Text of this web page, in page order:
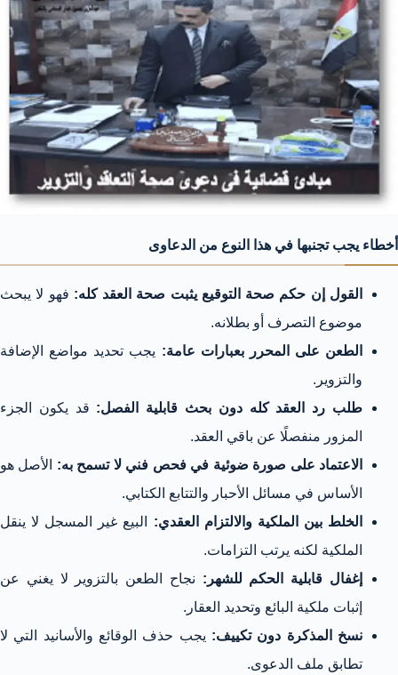
أخطاء يجب تجنبها في هذا النوع من الدعاوى
القول إن حكم صحة التوقيع يثبت صحة العقد كله: فهو لا يبحث
موضوع التصرف أو بطلانه.
الطعن على المحرر بعبارات عامة: يجب تحديد مواضع الإضافة
والتزوير.
طلب رد العقد كله دون بحث قابلية الفصل: قد يكون الجزء
المزور منفصلًا عن باقي العقد.
الاعتماد على صورة ضوئية في فحص فني لا تسمح به: الأصل هو
الأساس في مسائل الأحبار والتتابع الكتابي.
الخلط بين الملكية والالتزام العقدي: البيع غير المسجل لا ينقل
الملكية لكنه يرتب التزامات.
إغفال قابلية الحكم للشهر: نجاح الطعن بالتزوير لا يغني عن
إثبات ملكية البائع وتحديد العقار.
نسخ المذكرة دون تكييف: يجب حذف الوقائع والأسانيد التي لا
تطابق ملف الدعوى.